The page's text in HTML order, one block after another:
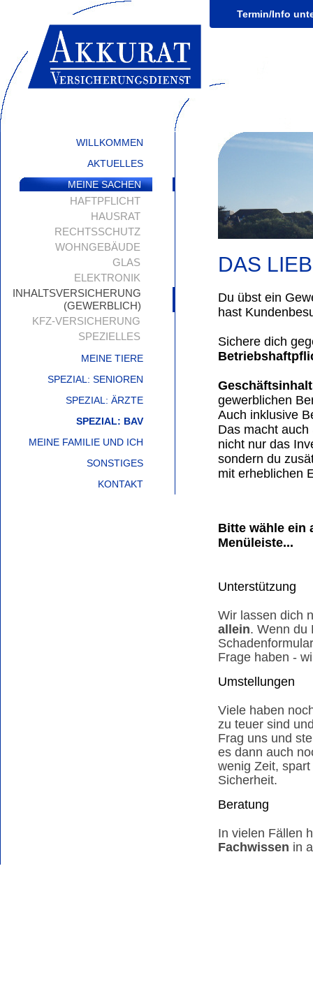
WILLKOMMEN
AKTUELLES
MEINE SACHEN
HAFTPFLICHT
HAUSRAT
RECHTSSCHUTZ
WOHNGEBÄUDE
GLAS
ELEKTRONIK
INHALTSVERSICHERUNG
(GEWERBLICH)
KFZ-VERSICHERUNG
SPEZIELLES
MEINE TIERE
SPEZIAL: SENIOREN
SPEZIAL: ÄRZTE
SPEZIAL: BAV
MEINE FAMILIE UND ICH
SONSTIGES
KONTAKT
DAS
Du übst ein
hast
Sichere dich
gewerblichen
Auch inklusive
Das macht
nicht nur das
sondern du
mit erheblichen
Bitte wähle ein
Menüleiste...
Unterstützung
Wir lassen dich
allein. Wenn du
Frage haben -
Umstellungen
Viele haben
zu teuer sind
Frag uns und
es dann auch
wenig Zeit,
Sicherheit.
Beratung
In vielen Fällen
Fachwissen in
Termin/Info